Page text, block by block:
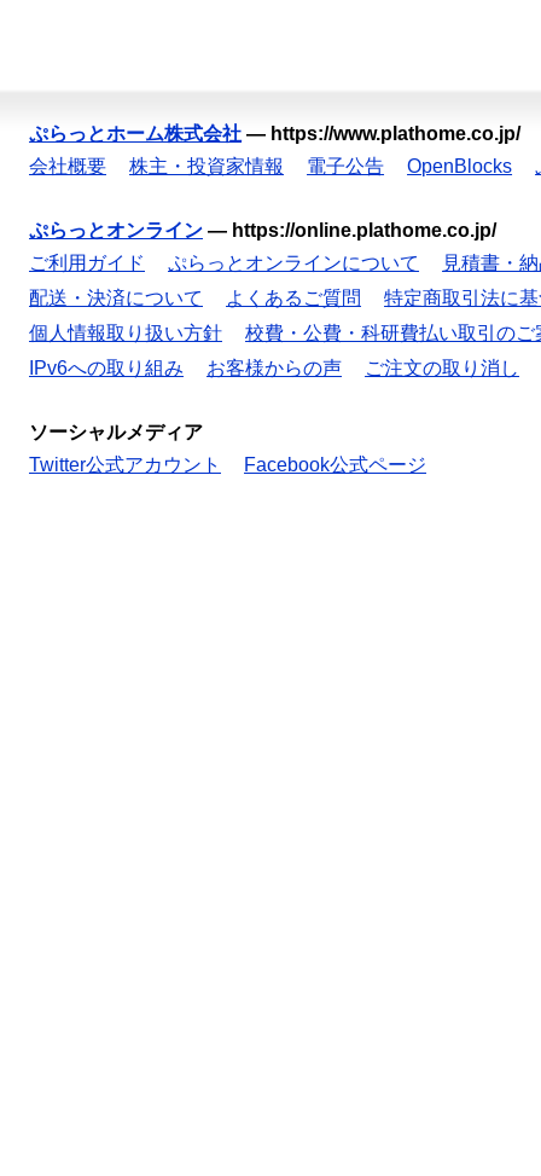
ぷらっとホーム株式会社 — https://www.plathome.co.jp/
会社概要
株主・投資家情報 電子公告 OpenBlocks
ぷらっとオンライン — https://online.plathome.co.jp/
ご利用ガイド
ぷらっとオンラインについて
見積書・
配送・決済について
よくあるご質問
特定商取引法に
個人情報取り扱い方針
校費・公費・科研費払い取引のご
IPv6への取り組み
お客様からの声 ご注文の取り消し
ソーシャルメディア
Twitter公式アカウント
Facebook公式ページ